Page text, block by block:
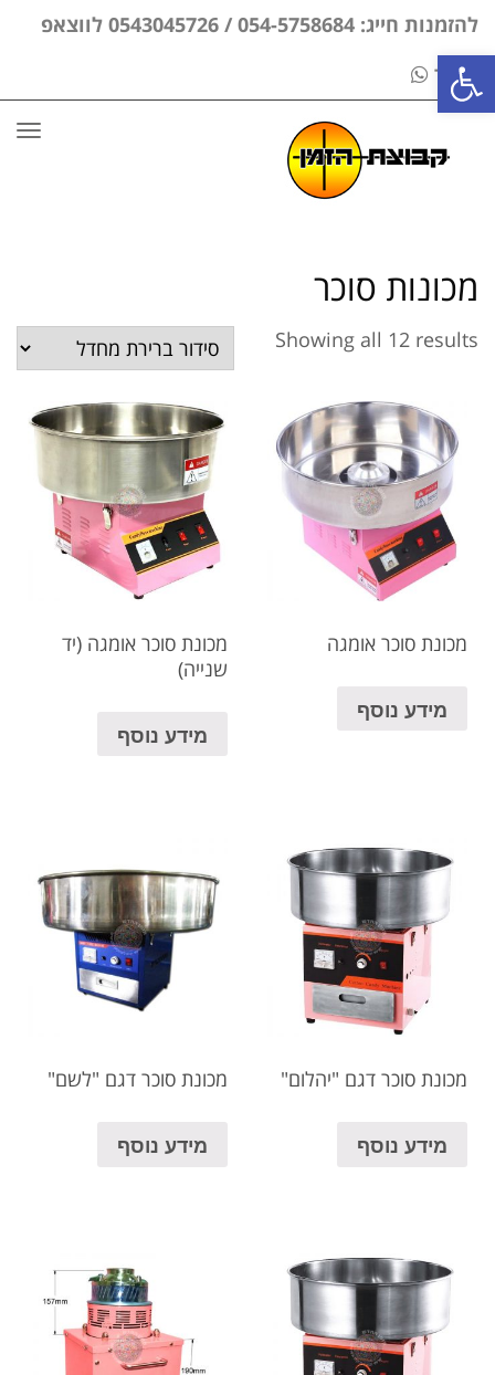
פתח סרגל נגישות
להזמנות חייג: 054-5758684 / 0543045726 לווצאפ
בלבד
מכונות סוכר
Showing all 12 results
מכונת סוכר אומגה
מידע נוסף
מכונת סוכר אומגה (יד
שנייה)
מידע נוסף
מכונת סוכר דגם "יהלום"
מידע נוסף
מכונת סוכר דגם "לשם"
מידע נוסף